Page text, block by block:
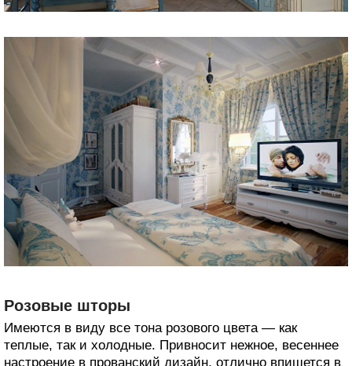
Розовые шторы
Имеются в виду все тона розового цвета — как
теплые, так и холодные. Привносит нежное, весеннее
настроение в прованский дизайн, отлично впишется в